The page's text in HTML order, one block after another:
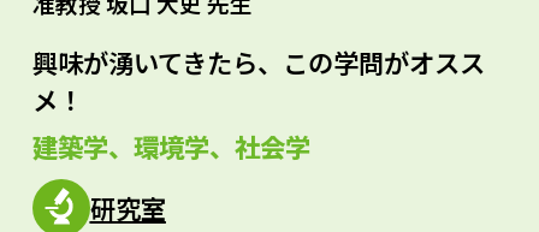
興味が湧いてきたら、この学問がオスス
メ！
建築学、環境学、社会学
研究室